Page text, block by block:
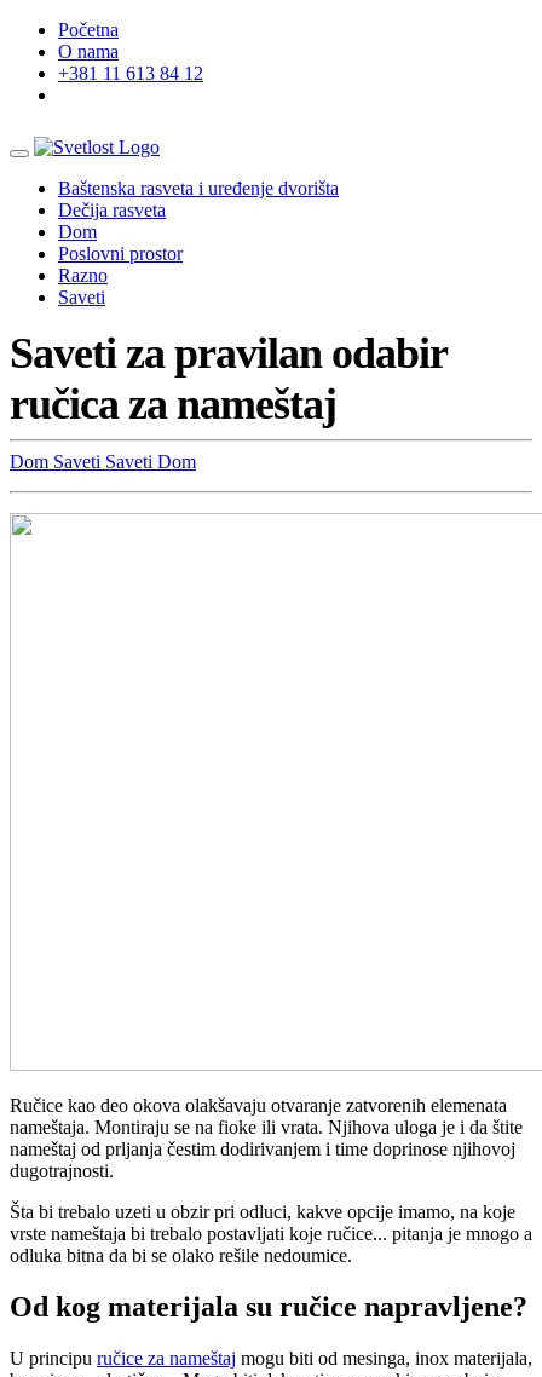
Početna
O nama
+381 11 613 84 12
Baštenska rasveta i uređenje dvorišta
Dečija rasveta
Dom
Poslovni prostor
Razno
Saveti
Saveti za pravilan odabir
ručica za nameštaj
Dom Saveti Saveti Dom
Ručice kao deo okova olakšavaju otvaranje zatvorenih elemenata
nameštaja. Montiraju se na fioke ili vrata. Njihova uloga je i da štite
nameštaj od prljanja čestim dodirivanjem i time doprinose njihovoj
dugotrajnosti.
Šta bi trebalo uzeti u obzir pri odluci, kakve opcije imamo, na koje
vrste nameštaja bi trebalo postavljati koje ručice... pitanja je mnogo a
odluka bitna da bi se olako rešile nedoumice.
Od kog materijala su ručice napravljene?
U principu ručice za nameštaj mogu biti od mesinga, inox materijala,